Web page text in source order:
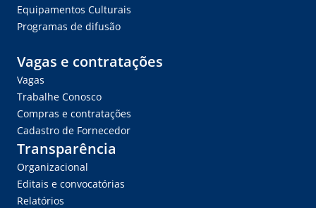
Equipamentos Culturais
Programas de difusão
Vagas e contratações
Vagas
Trabalhe Conosco
Compras e contratações
Cadastro de Fornecedor
Transparência
Organizacional
Editais e convocatórias
Relatórios